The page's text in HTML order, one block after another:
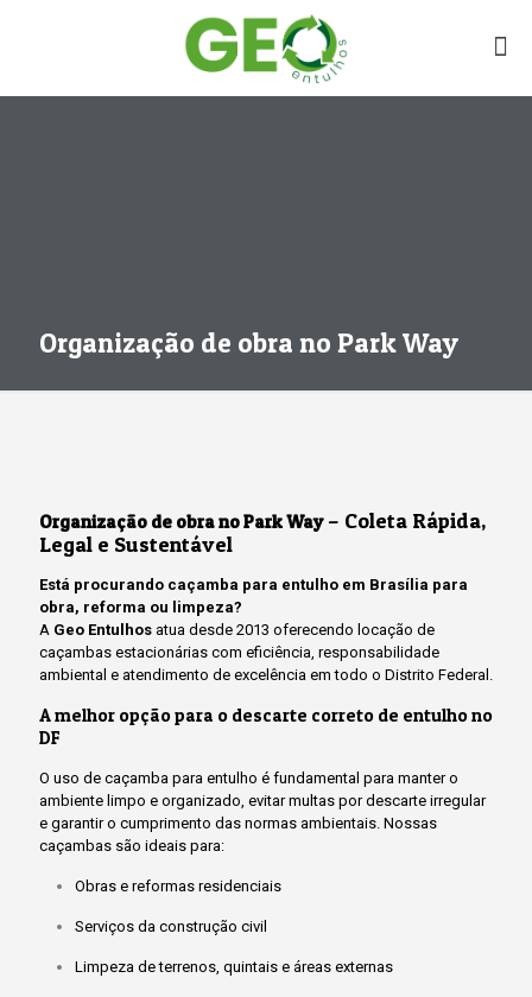
Organização de obra no Park Way
Organização de obra no Park Way– Coleta Rápida,
Legal e Sustentável
Está procurando caçamba para entulho em Brasília para
obra, reforma ou limpeza?
A Geo Entulhos atua desde 2013 oferecendo locação de
caçambas estacionárias com eficiência, responsabilidade
ambiental e atendimento de excelência em todo o Distrito Federal.
A melhor opção para o descarte correto de entulho no
DF
O uso de caçamba para entulho é fundamental para manter o
ambiente limpo e organizado, evitar multas por descarte irregular
e garantir o cumprimento das normas ambientais. Nossas
caçambas são ideais para:
Obras e reformas residenciais
Serviços da construção civil
Limpeza de terrenos, quintais e áreas externas